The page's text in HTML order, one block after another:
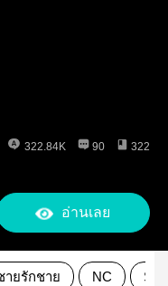
322.84K 90 322
อ่านเลย
ายรักชาย NC SM